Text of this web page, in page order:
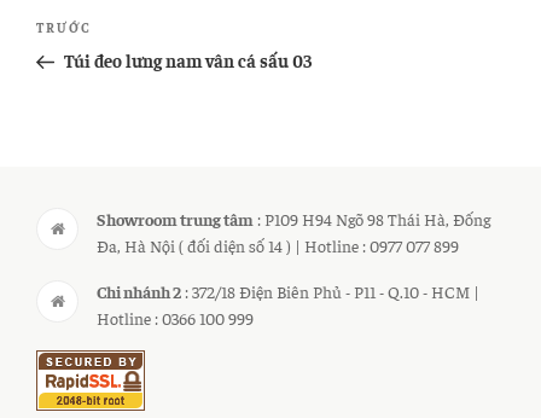
Điều
hướng
Bài
cũ
TRƯỚC
Túi đeo lưng nam vân cá sấu 03
Showroom trung tâm : P109 H94 Ngõ 98 Thái Hà, Đống
Đa, Hà Nội ( đối diện số 14 ) | Hotline : 0977 077 899
Chi nhánh 2 : 372/18 Điện Biên Phủ - P11 - Q.10 - HCM |
Hotline : 0366 100 999